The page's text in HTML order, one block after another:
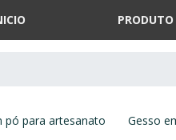
PRODUTO
pó para artesanato Gesso